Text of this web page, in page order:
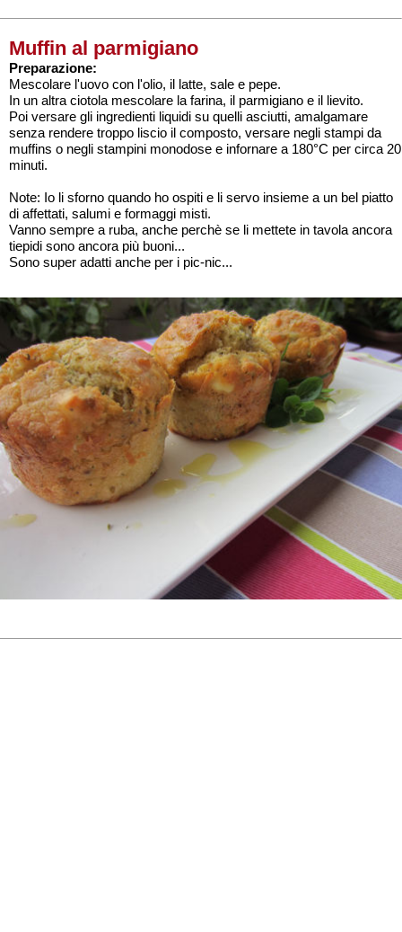
Muffin al parmigiano
Preparazione:
Mescolare l'uovo con l'olio, il latte, sale e pepe.
In un altra ciotola mescolare la farina, il parmigiano e il lievito.
Poi versare gli ingredienti liquidi su quelli asciutti, amalgamare
senza rendere troppo liscio il composto, versare negli stampi da
muffins o negli stampini monodose e infornare a 180°C per circa 20
minuti.
Note: Io li sforno quando ho ospiti e li servo insieme a un bel piatto
di affettati, salumi e formaggi misti.
Vanno sempre a ruba, anche perchè se li mettete in tavola ancora
tiepidi sono ancora più buoni...
Sono super adatti anche per i pic-nic...